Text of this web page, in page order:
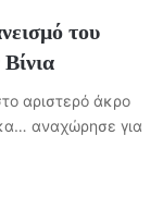
του
αριστερό άκρο
αναχώρησε για